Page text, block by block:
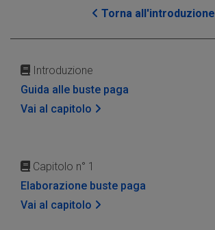
Torna all'introduzione
Introduzione
Guida alle buste paga
Vai al capitolo
Capitolo n° 1
Elaborazione buste paga
Vai al capitolo